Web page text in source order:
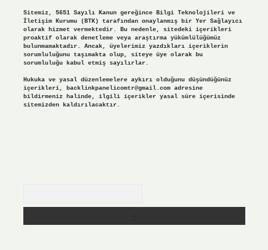
Sitemiz, 5651 Sayılı Kanun gereğince Bilgi Teknolojileri ve
İletişim Kurumu (BTK) tarafından onaylanmış bir Yer Sağlayıcı
olarak hizmet vermektedir. Bu nedenle, sitedeki içerikleri
proaktif olarak denetleme veya araştırma yükümlülüğümüz
bulunmamaktadır. Ancak, üyelerimiz yazdıkları içeriklerin
sorumluluğunu taşımakta olup, siteye üye olarak bu
sorumluluğu kabul etmiş sayılırlar.
Hukuka ve yasal düzenlemelere aykırı olduğunu düşündüğünüz
içerikleri, backlinkpanelicomtr@gmail.comadresine
bildirmeniz halinde, ilgili içerikler yasal süre içerisinde
sitemizden kaldırılacaktır.